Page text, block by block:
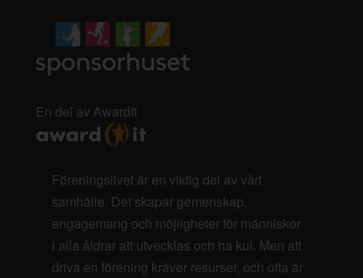
En del av AwardIt
Föreningslivet är en viktig del av vårt
samhälle. Det skapar gemenskap,
engagemang och möjligheter för människor
i alla åldrar att utvecklas och ha kul. Men att
driva en förening kräver resurser, och ofta är